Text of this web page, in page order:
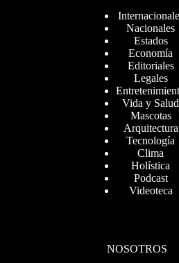
Nacionales
Estados
Economía
Editoriales
Legales
Vida y Salud
Mascotas
Arquitectura
Tecnología
Clima
Holística
Podcast
Videoteca
NOSOTROS